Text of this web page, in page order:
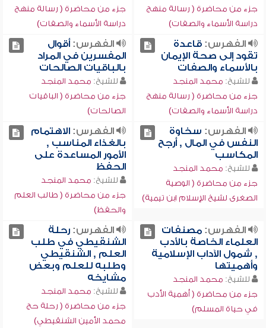
جزء من محاضرة ( رسالة منهج
دراسة الأسماء والصفات)
جزء من محاضرة ( رسالة منهج
دراسة الأسماء والصفات)
الفهرس:قاعدة
تقود إلى صحة الإيمان
بالأسماء والصفات
للشيخ: محمد المنجد
جزء من محاضرة ( رسالة منهج
دراسة الأسماء والصفات)
الفهرس:أقوال
المفسرين في المراد
بالباقيات الصالحات
للشيخ: محمد المنجد
جزء من محاضرة ( الباقيات
الصالحات)
الفهرس: سخاوة
النفس في المال , أرجح
المكاسب
للشيخ: محمد المنجد
جزء من محاضرة ( الوصية
الصغرى لشيخ الإسلام ابن تيمية)
الفهرس:الاهتمام
بالغذاء المناسب ,
الأمور المساعدة على
الحفظ
للشيخ: محمد المنجد
جزء من محاضرة ( طالب العلم
والحفظ)
الفهرس:مصنفات
العلماء الخاصة بالأدب
, شمول الآداب الإسلامية
وأهميتها
للشيخ: محمد المنجد
جزء من محاضرة ( أهمية الأدب
في حياة المسلم)
الفهرس:رحلة
الشنقيطي في طلب
العلم , الشنقيطي
وطلبه للعلم وبعض
مشايخه
للشيخ: محمد المنجد
جزء من محاضرة ( رحلة حج
محمد الأمين الشنقيطي)